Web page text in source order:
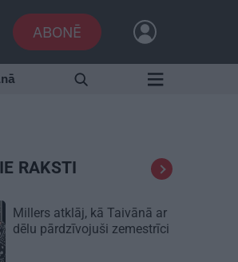
ABONĒ
RAKSTI
Millers atklāj, kā Taivānā ar
dēlu pārdzīvojuši zemestrīci